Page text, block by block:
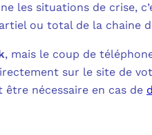
les situations de crise,
ou total de la chaine
, mais le coup de
sur le site de
nécessaire en cas de